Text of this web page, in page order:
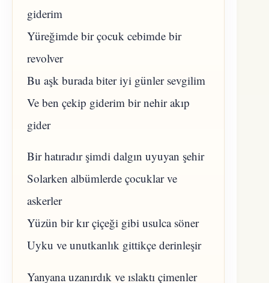
giderim
Yüreğimde bir çocuk cebimde bir
revolver
Bu aşk burada biter iyi günler sevgilim
Ve ben çekip giderim bir nehir akıp
gider
Bir hatıradır şimdi dalgın uyuyan şehir
Solarken albümlerde çocuklar ve
askerler
Yüzün bir kır çiçeği gibi usulca söner
Uyku ve unutkanlık gittikçe derinleşir
Yanyana uzanırdık ve ıslaktı çimenler